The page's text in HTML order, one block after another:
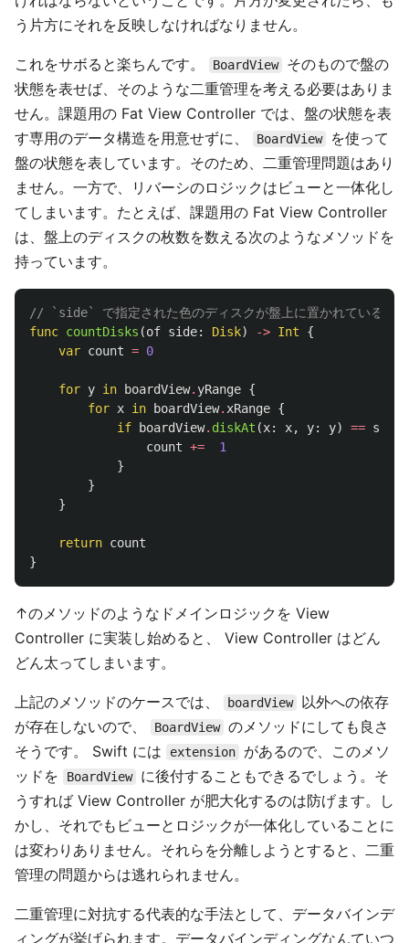
う片方にそれを反映しなければなりません。
これをサボると楽ちんです。 BoardView
そのもので盤の
状態を表せば、そのような二重管理を考える必要はありま
せん。課題用の Fat View Controller では、盤の状態を表
す専用のデータ構造を用意せずに、
BoardView
を使って
盤の状態を表しています。そのため、二重管理問題はあり
ません。一方で、リバーシのロジックはビューと一体化し
てしまいます。たとえば、課題用の Fat View Controller
は、盤上のディスクの枚数を数える次のようなメソッドを
持っています。
// `side` で指定された色のディスクが盤上に置かれている枚
func countDisks (of side: Disk) -> Int
{
var count = 0
for y in boardView. yRange {
for x in boardView. xRange {
if
boardView. diskAt (x: x, y: y) == side
count +=
1
}
}
}
return count
}
↑のメソッドのようなドメインロジックを View
Controller に実装し始めると、 View Controller はどん
どん太ってしまいます。
上記のメソッドのケースでは、 boardView
以外への依存
が存在しないので、
BoardView のメソッドにしても良さ
そうです。 Swift には
extension
があるので、このメソ
ッドを
BoardView
に後付することもできるでしょう。そ
うすれば View Controller が肥大化するのは防げます。し
かし、それでもビューとロジックが一体化していることに
は変わりありません。それらを分離しようとすると、二重
管理の問題からは逃れられません。
二重管理に対抗する代表的な手法として、データバインデ
ィングが挙げられます。データバインディングなんていつ